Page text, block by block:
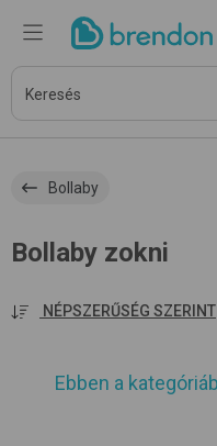
Bollaby
Bollaby zokni
NÉPSZERŰSÉG SZERINT
Ebben a